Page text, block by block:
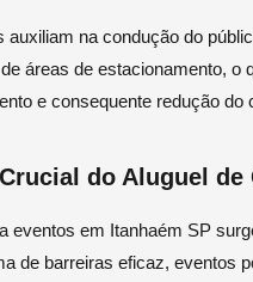
auxiliam na condução do
áreas de estacionamento,
e consequente redução
do Aluguel
eventos em Itanhaém SP
de barreiras eficaz, eventos